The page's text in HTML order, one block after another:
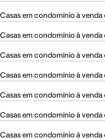
Casas em condomínio à venda
Casas em condomínio à venda
Casas em condomínio à
Casas em condomínio à
Casas em condomínio à venda
Casas em condomínio à venda
Casas em condomínio à venda